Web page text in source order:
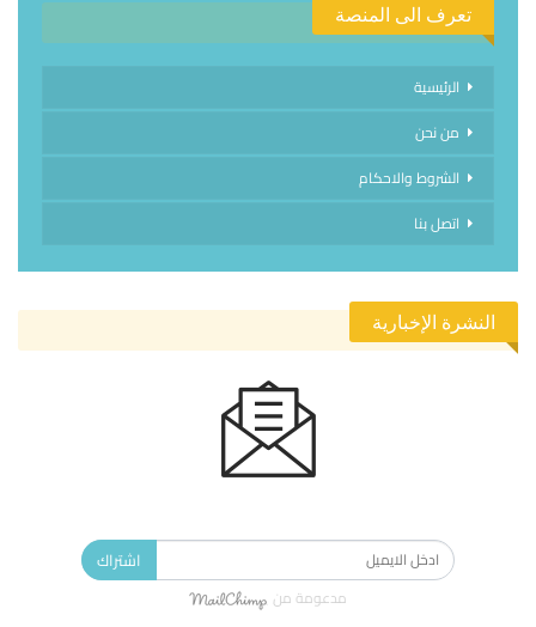
تعرف الى المنصة
الرئيسية
من نحن
الشروط والاحكام
اتصل بنا
النشرة الإخبارية
اشتراك
مدعومة من